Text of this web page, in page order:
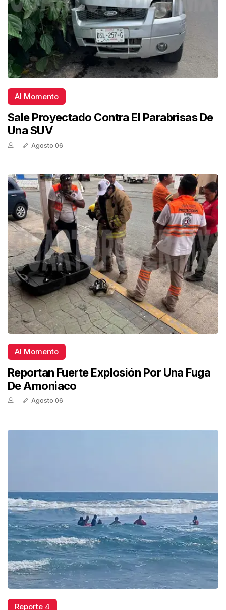
Al Momento
Sale Proyectado Contra El Parabrisas De
Una SUV
Agosto 06
Al Momento
Reportan Fuerte Explosión Por Una Fuga
De Amoniaco
Agosto 06
Reporte 4